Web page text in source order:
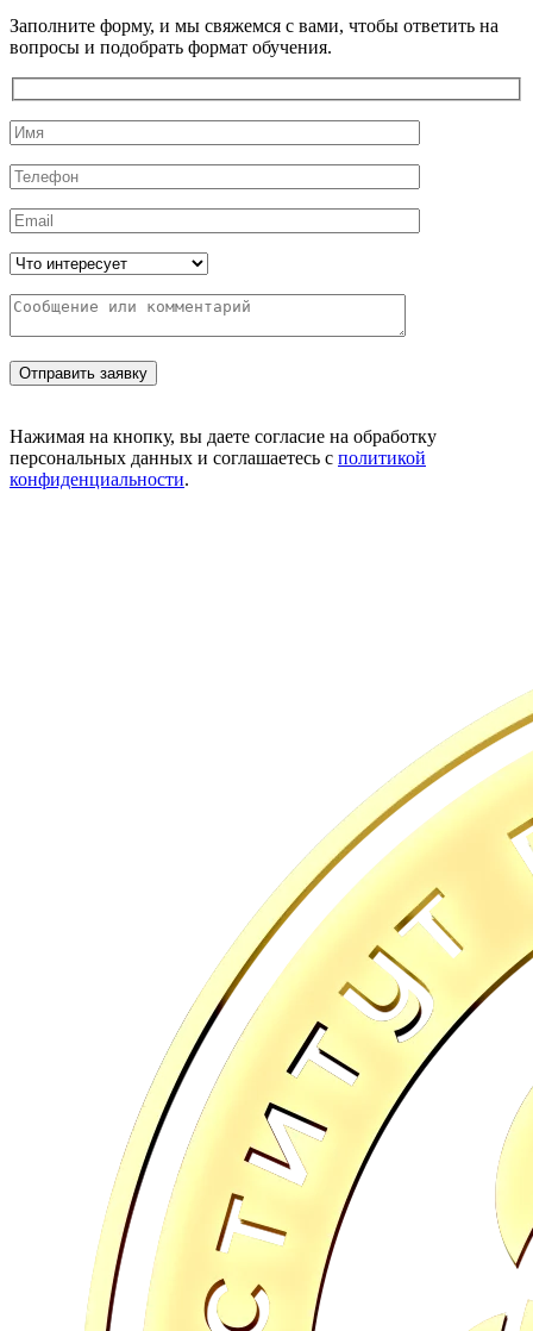
Заполните форму, и мы свяжемся с вами, чтобы ответить на
вопросы и подобрать формат обучения.
Нажимая на кнопку, вы даете согласие на обработку
персональных данных и соглашаетесь с политикой
конфиденциальности.